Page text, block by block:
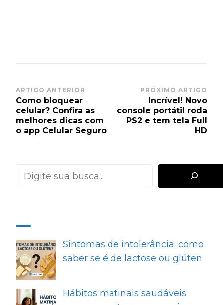
Post
Navigation
ARTIGO ANTERIOR
Como bloquear
celular? Confira as
melhores dicas com
o app Celular Seguro
PRÓXIMO ARTIGO
Incrível! Novo
console portátil roda
PS2 e tem tela Full
HD
Sintomas de intolerância: como
saber se é de lactose ou glúten
Hábitos matinais saudáveis